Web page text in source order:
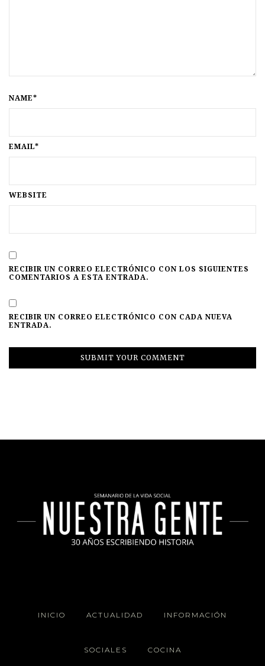
NAME*
EMAIL*
WEBSITE
RECIBIR UN CORREO ELECTRÓNICO CON LOS SIGUIENTES
COMENTARIOS A ESTA ENTRADA.
RECIBIR UN CORREO ELECTRÓNICO CON CADA NUEVA
ENTRADA.
INICIO ACTUALIDAD INFORMACIÓN
SOCIALES COCINA